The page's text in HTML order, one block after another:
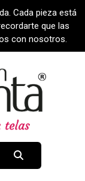
Cada pieza está
que las
con nosotros.